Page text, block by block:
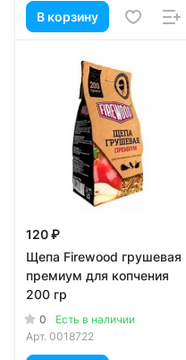
В корзину
120 ₽
Щепа Firewood грушевая
премиум для копчения
200 гр
0
Есть в наличии
Арт. 0018722